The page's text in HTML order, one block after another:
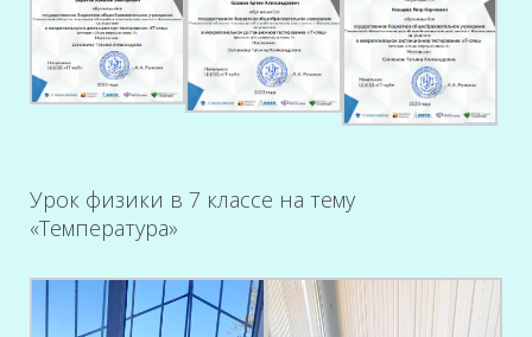
Урок физики в 7 классе на тему
«Температура»